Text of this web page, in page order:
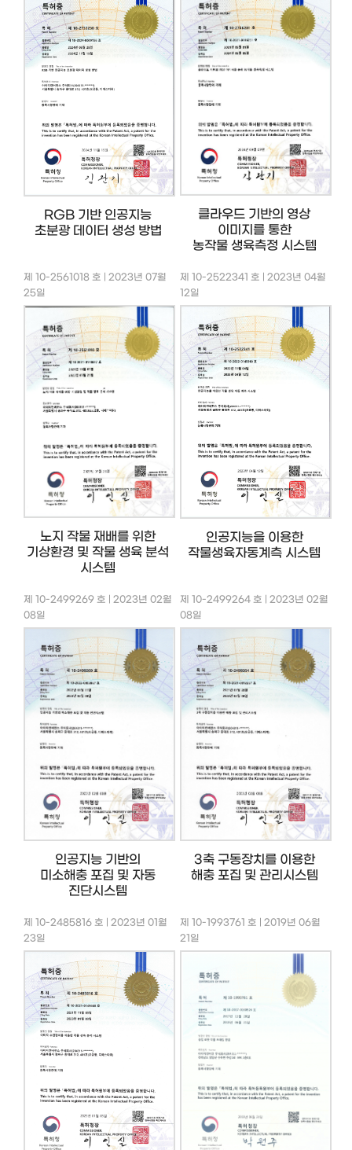
RGB 기반 인공지능
초분광 데이터 생성 방법
클라우드 기반의 영상
이미지를 통한
농작물 생육측정 시스템
제 10-2561018 호 | 2023년 07월
25일
노지 작물 재배를 위한
기상환경 및 작물 생육 분석
시스템
제 10-2522341 호 | 2023년 04월
12일
인공지능을 이용한
작물생육자동계측 시스템
제 10-2499269 호 | 2023년 02월
08일
인공지능 기반의
미소해충 포집 및 자동
진단시스템
제 10-2499264 호 | 2023년 02월
08일
3축 구동장치를 이용한
해충 포집 및 관리시스템
제 10-2485816 호 | 2023년 01월
23일
제 10-1993761 호 | 2019년 06월
21일